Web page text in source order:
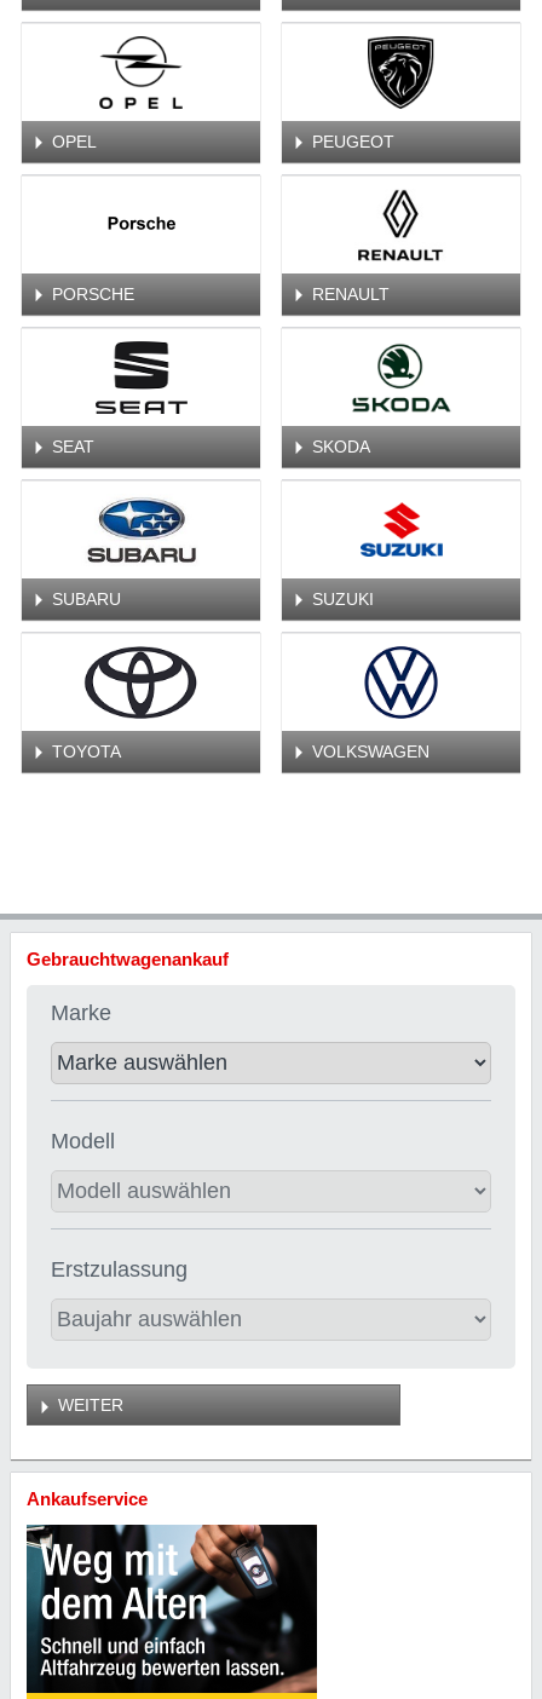
OPEL PEUGEOT
PORSCHE RENAULT
SEAT SKODA
SUBARU SUZUKI
TOYOTA VOLKSWAGEN
Gebrauchtwagenankauf
Marke
Modell
Erstzulassung
WEITER
Ankaufservice